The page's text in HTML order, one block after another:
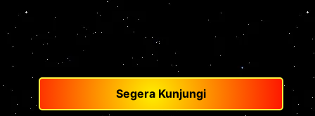
Segera Kunjungi